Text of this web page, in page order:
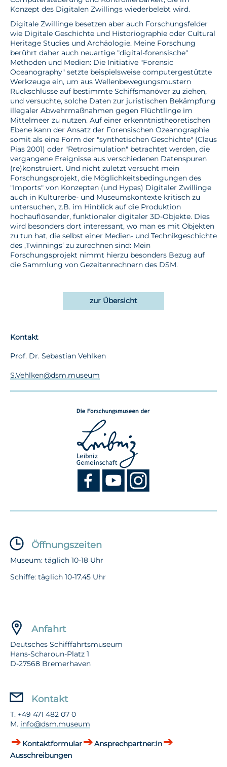
Konzept des Digitalen Zwillings wiederbelebt wird.
Digitale Zwillinge besetzen aber auch Forschungsfelder
wie Digitale Geschichte und Historiographie oder Cultural
Heritage Studies und Archäologie. Meine Forschung
berührt daher auch neuartige "digital-forensische"
Methoden und Medien: Die Initiative "Forensic
Oceanography" setzte beispielsweise computergestützte
Werkzeuge ein, um aus Wellenbewegungsmustern
Rückschlüsse auf bestimmte Schiffsmanöver zu ziehen,
und versuchte, solche Daten zur juristischen Bekämpfung
illegaler Abwehrmaßnahmen gegen Flüchtlinge im
Mittelmeer zu nutzen. Auf einer erkenntnistheoretischen
Ebene kann der Ansatz der Forensischen Ozeanographie
somit als eine Form der "synthetischen Geschichte" (Claus
Pias 2001) oder "Retrosimulation" betrachtet werden, die
vergangene Ereignisse aus verschiedenen Datenspuren
(re)konstruiert. Und nicht zuletzt versucht mein
Forschungsprojekt, die Möglichkeitsbedingungen des
"Imports" von Konzepten (und Hypes) Digitaler Zwillinge
auch in Kulturerbe- und Museumskontexte kritisch zu
untersuchen, z.B. im Hinblick auf die Produktion
hochauflösender, funktionaler digitaler 3D-Objekte. Dies
wird besonders dort interessant, wo man es mit Objekten
zu tun hat, die selbst einer Medien- und Technikgeschichte
des ‚Twinnings‘ zu zurechnen sind: Mein
Forschungsprojekt nimmt hierzu besonders Bezug auf
die Sammlung von Gezeitenrechnern des DSM.
zur Übersicht
Kontakt
Prof. Dr. Sebastian Vehlken
S.Vehlken@dsm.museum
Öffnungszeiten
Museum: täglich 10-18 Uhr
Schiffe: täglich 10-17.45 Uhr
Anfahrt
Deutsches Schifffahrtsmuseum
Hans-Scharoun-Platz 1
D-27568 Bremerhaven
Kontakt
T. +49 471 482 07 0
M. info@dsm.museum
Kontaktformular
Ansprechpartner:in
Ausschreibungen